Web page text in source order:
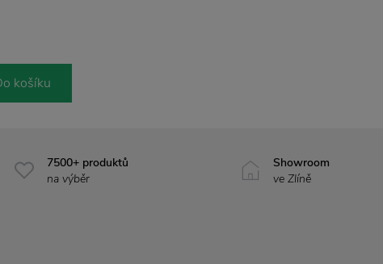
košíku
7500+ produktů
na výběr
Showroom
ve Zlíně